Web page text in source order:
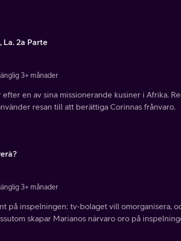
La. 2a Parte
3+ månader
efter en av sina missionerande kusiner i Afrika.
resan till att berättiga Corinnas frånvaro.
3+ månader
på inspelningen: tv-bolaget vill omorganisera,
skapar Marianos närvaro oro på